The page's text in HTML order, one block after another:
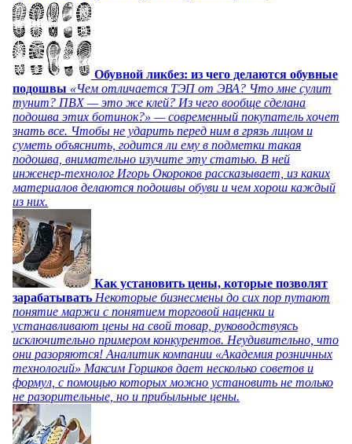
Обувной ликбез: из чего делаются обувные
подошвы «Чем отличается ТЭП от ЭВА? Что мне сулит
тунит? ПВХ — это же клей? Из чего вообще сделана
подошва этих ботинок?» — современный покупатель хочет
знать все. Чтобы не ударить перед ним в грязь лицом и
суметь объяснить, годится ли ему в подметки такая
подошва, внимательно изучите эту статью. В ней
инженер-технолог Игорь Окороков рассказывает, из каких
материалов делаются подошвы обуви и чем хорош каждый
из них.
Как установить цены, которые позволят
зарабатывать Некоторые бизнесмены до сих пор путают
понятие маржи с понятием торговой наценки и
устанавливают цены на свой товар, руководствуясь
исключительно примером конкурентов. Неудивительно, что
они разоряются! Аналитик компании «Академия розничных
технологий» Максим Горшков дает несколько советов и
формул, с помощью которых можно установить не только
не разорительные, но и прибыльные цены.